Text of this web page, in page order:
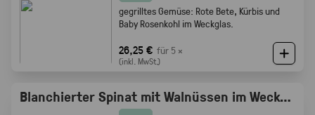
gegrilltes Gemüse: Rote Bete, Kürbis und
Baby Rosenkohl im Weckglas.
26,25 € für 5 ×
(inkl. MwSt.)
Blanchierter Spinat mit Walnüssen im Weckglas